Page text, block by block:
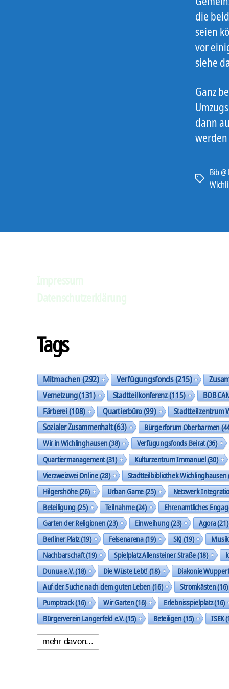
die
seien
vor
siehe
Ganz
dann
Bib @
Tags
Mitmachen(292) Verfügungsfonds(215)
Vernetzung(131) Stadtteilkonferenz(115)
BOB
Färberei(108) Quartierbüro(99)
Stadtteilzentrum
Sozialer Zusammenhalt(63) Bürgerforum Oberbarmen
Wir in Wichlinghausen(38) Verfügungsfonds Beirat(36)
Quartiermanagement(31) Kulturzentrum Immanuel(30)
Vierzweizwei Online(28) Stadtteilbibliothek Wichlinghausen
Hilgershöhe(26) Urban Game(25)
Netzwerk
Beteiligung(25) Teilnahme(24)
Ehrenamtliches
Garten der Religionen(23) Einweihung(23) Agora(21)
Berliner Platz(19) Felsenarena(19) SKJ(19)
Musik
Nachbarschaft(19) Spielplatz Allensteiner Straße(18)
Dunua e.V.(18) Die Wüste Lebt!(18)
Diakonie
Auf der Suche nach dem guten Leben(16) Stromkästen(16)
Pumptrack(16) Wir Garten(16) Erlebnisspielplatz(16)
Bürgerverein Langerfeld e.V.(15) Beteiligen(15) ISEK
Ideen(14) Nachbarschaftspark
Handlungsfeld Städtebau und Stadtgestalt
mehr davon...